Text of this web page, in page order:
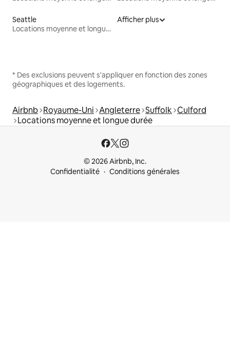
Seattle
Locations moyenne et longue durée
Afficher plus
* Des exclusions peuvent s'appliquer en fonction des zones
géographiques et des logements.
Airbnb Royaume-Uni Angleterre Suffolk Culford
Locations moyenne et longue durée
© 2026 Airbnb, Inc.
Confidentialité
Conditions générales